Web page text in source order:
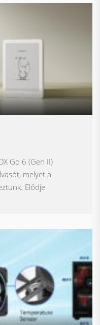
Go 6 (Gen II)
melyet a
Elődje